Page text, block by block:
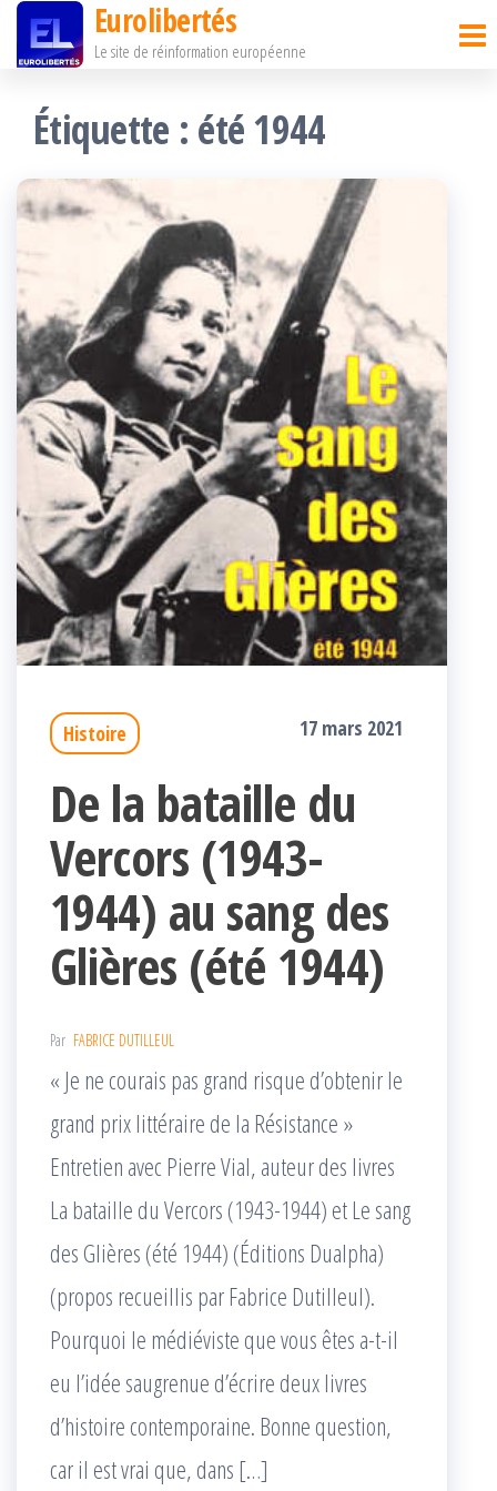
Passer
contenu
Eurolibertés
Le site de réinformation européenne
Étiquette : été 1944
Histoire 17 mars 2021
De la bataille du
Vercors (1943-
1944) au sang des
Glières (été 1944)
Par FABRICE DUTILLEUL
« Je ne courais pas grand risque d’obtenir le
grand prix littéraire de la Résistance »
Entretien avec Pierre Vial, auteur des livres
La bataille du Vercors (1943-1944) et Le sang
des Glières (été 1944) (Éditions Dualpha)
(propos recueillis par Fabrice Dutilleul).
Pourquoi le médiéviste que vous êtes a-t-il
eu l’idée saugrenue d’écrire deux livres
d’histoire contemporaine. Bonne question,
car il est vrai que, dans […]